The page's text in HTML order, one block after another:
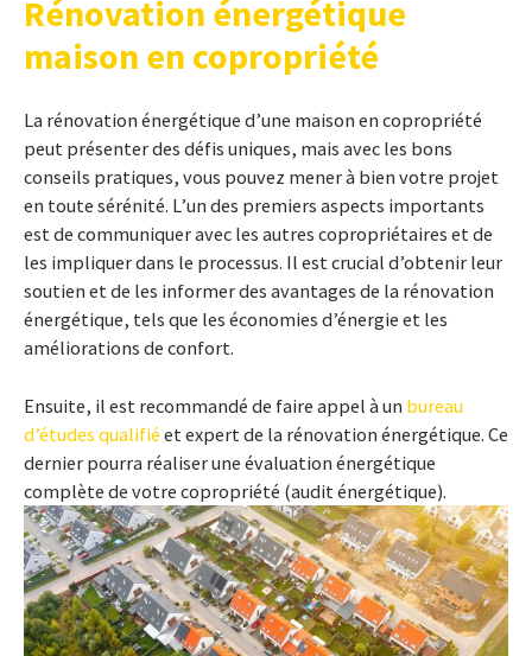
Rénovation énergétique
maison en copropriété
La rénovation énergétique d’une maison en copropriété
peut présenter des défis uniques, mais avec les bons
conseils pratiques, vous pouvez mener à bien votre projet
en toute sérénité. L’un des premiers aspects importants
est de communiquer avec les autres copropriétaires et de
les impliquer dans le processus. Il est crucial d’obtenir leur
soutien et de les informer des avantages de la rénovation
énergétique, tels que les économies d’énergie et les
améliorations de confort.
Ensuite, il est recommandé de faire appel à un bureau
d’études qualifié et expert de la rénovation énergétique. Ce
dernier pourra réaliser une évaluation énergétique
complète de votre copropriété (audit énergétique).